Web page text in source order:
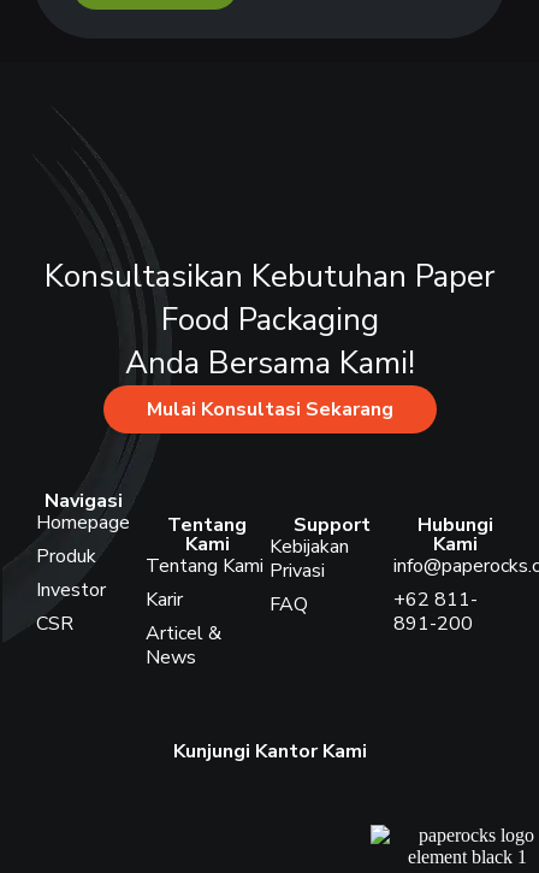
Konsultasikan Kebutuhan Paper
Food Packaging
Anda Bersama Kami!
Mulai Konsultasi Sekarang
Navigasi
Homepage
Produk
Investor
CSR
Tentang
Kami
Tentang Kami
Karir
Articel &
News
Support
Kebijakan
Privasi
FAQ
Hubungi
Kami
+62 811-
891-200
Kunjungi Kantor Kami